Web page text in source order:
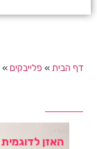
דף הבית » פלייבקים»
האזן לדוגמית